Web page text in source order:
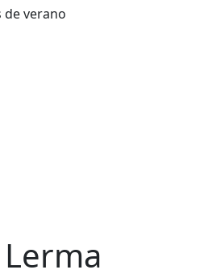
de verano